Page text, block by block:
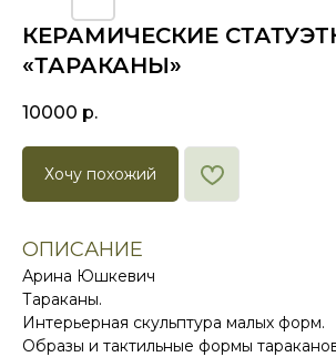
КЕРАМИЧЕСКИЕ
«ТАРАКАНЫ»
10000 р.
Хочу похожий
ОПИСАНИЕ
Арина Юшкевич
Тараканы.
Интерьерная скульптура малых форм.
Образы и тактильные формы